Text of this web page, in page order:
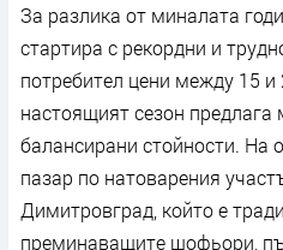
За разлика от миналата
стартира с рекордни и
потребител цени между 15 и
настоящият сезон
балансирани стойности. На
пазар по натоварения
Димитровград, който е
преминаващите шофьори,